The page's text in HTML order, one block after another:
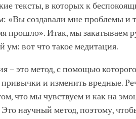
тексты, в которых к
«Вы создавали мне проблемы и
прошло». Итак, мы закатываем
ум: вот что такое медитация.
– это метод, с помощью
привычки и изменить вредные.
что мы чувствуем и как на
Это научный метод, поэтому,